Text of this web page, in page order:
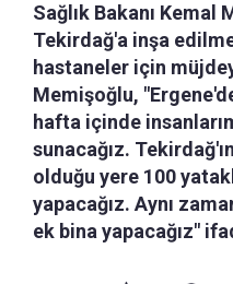
Sağlık Bakanı Kemal
Tekirdağ'a inşa
hastaneler için
Memişoğlu,
hafta içinde
sunacağız.
olduğu yere 100
yapacağız. Aynı
ek bina yapacağız"